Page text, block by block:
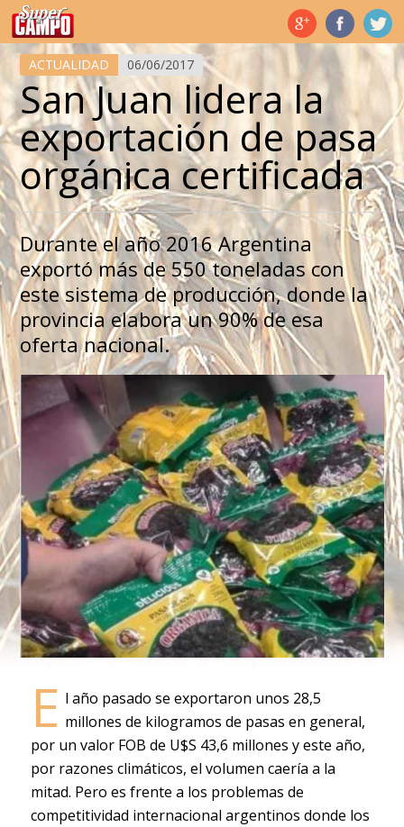
Temas de hoy
ACTUALIDAD 06/06/2017
San Juan lidera la
exportación de pasa
orgánica certificada
Durante el año 2016 Argentina
exportó más de 550 toneladas con
este sistema de producción, donde la
provincia elabora un 90% de esa
oferta nacional.
E l año pasado se exportaron unos 28,5
millones de kilogramos de pasas en general,
por un valor FOB de U$S 43,6 millones y este año,
por razones climáticos, el volumen caería a la
mitad. Pero es frente a los problemas de
competitividad internacional argentinos donde los